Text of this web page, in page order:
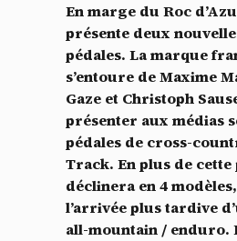
En marge du Roc
présente deux
pédales. La marque
s’entoure de Maxime
Gaze et Christoph
présenter aux médias
pédales de cross-
Track. En plus de cette
déclinera en 4
l’arrivée plus tardive
all-mountain / enduro.